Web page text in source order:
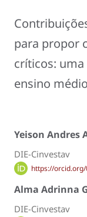
para propor
críticos:
ensino médio
Yeison Andres
DIE-Cinvestav
https://
Alma Adrinna
DIE-Cinvestav